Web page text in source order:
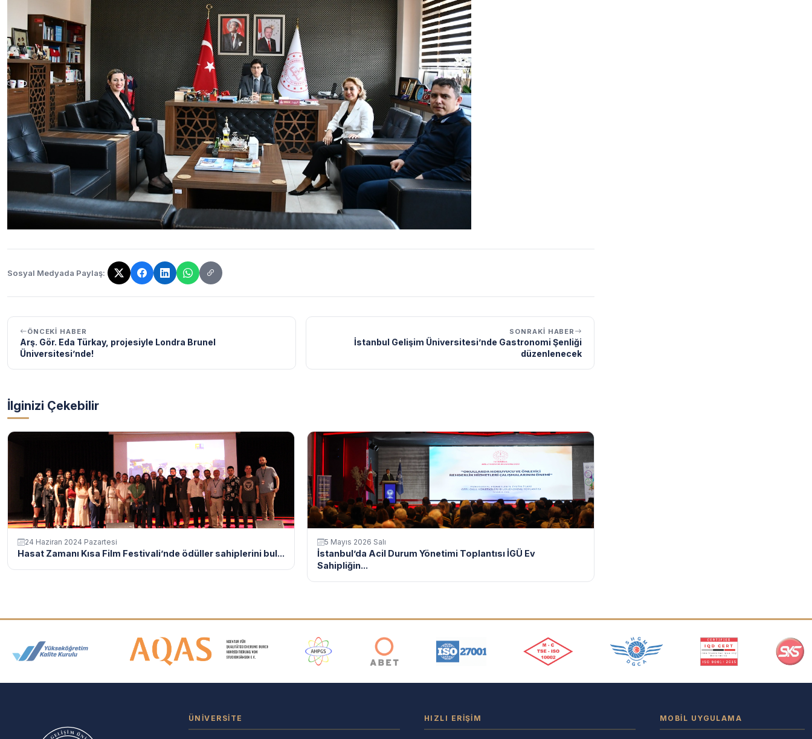
Sosyal Medyada Paylaş:
Bağlantı kopyalandı!
ÖNCEKI HABER
Arş. Gör. Eda Türkay, projesiyle Londra Brunel
Üniversitesi’nde!
SONRAKI HABER
İstanbul Gelişim Üniversitesi’nde Gastronomi Şenliği
düzenlenecek
İlginizi Çekebilir
24 Haziran 2024 Pazartesi
Hasat Zamanı Kısa Film Festivali’nde ödüller sahiplerini bul...
5 Mayıs 2026 Salı
İstanbul’da Acil Durum Yönetimi Toplantısı İGÜ Ev
Sahipliğin...
Akreditasyon ve Üyelik Logoları
ÜNIVERSITE HIZLI ERIŞIM MOBIL UYGULAMA